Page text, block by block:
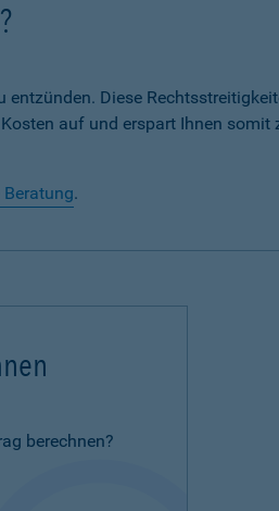
Diese
auf und erspart Ihnen somit
.
berechnen?